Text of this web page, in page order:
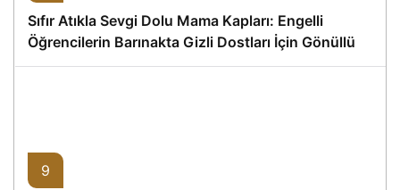
Sıfır Atıkla Sevgi Dolu Mama Kapları: Engelli
Öğrencilerin Barınakta Gizli Dostları İçin Gönüllü
Proje
9